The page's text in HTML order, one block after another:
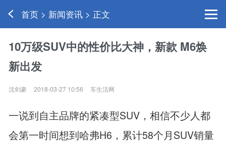
首页 > 新闻资讯 > 正文
10万级SUV中的性价比大神，新款 M6焕
新出发
沈剑豪 2018-03-27 10:56 车生活网
一说到自主品牌的紧凑型SUV，相信不少人都
会第一时间想到哈弗H6，累计58个月SUV销量